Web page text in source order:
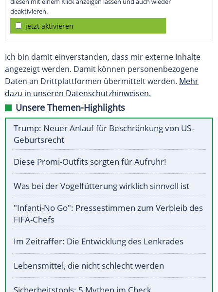
deaktivieren.
jetzt aktivieren
Ich bin damit einverstanden, dass mir externe Inhalte
angezeigt werden. Damit können personenbezogene
Daten an Drittplattformen übermittelt werden. Mehr
dazu in unseren Datenschutzhinweisen.
Unsere Themen-Highlights
Trump: Neuer Anlauf für Beschränkung von US-
Geburtsrecht
Diese Promi-Outfits sorgten für Aufruhr!
Was bei der Vogelfütterung wirklich sinnvoll ist
"Infanti-No Go": Pressestimmen zum Verbleib des
FIFA-Chefs
Im Zeitraffer: Die Entwicklung des Lenkrades
Lebensmittel, die nicht schlecht werden